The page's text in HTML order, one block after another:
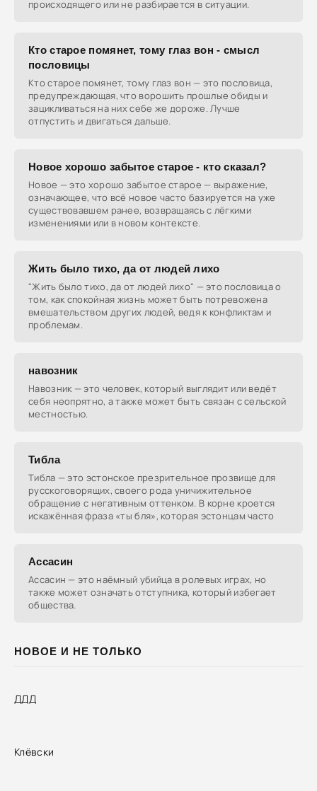
НОВОЕ И НЕ ТОЛЬКО
ДДД
Клёвски
происходящего или не разбирается в ситуации.
Кто старое помянет, тому глаз вон - смысл
пословицы
Кто старое помянет, тому глаз вон — это пословица,
предупреждающая, что ворошить прошлые обиды и
зацикливаться на них себе же дороже. Лучше
отпустить и двигаться дальше.
Новое хорошо забытое старое - кто сказал?
Новое — это хорошо забытое старое — выражение,
означающее, что всё новое часто базируется на уже
существовавшем ранее, возвращаясь с лёгкими
изменениями или в новом контексте.
Жить было тихо, да от людей лихо
"Жить было тихо, да от людей лихо" — это пословица о
том, как спокойная жизнь может быть потревожена
вмешательством других людей, ведя к конфликтам и
проблемам.
навозник
Навозник — это человек, который выглядит или ведёт
себя неопрятно, а также может быть связан с сельской
местностью.
Тибла
Тибла — это эстонское презрительное прозвище для
русскоговорящих, своего рода уничижительное
обращение с негативным оттенком. В корне кроется
искажённая фраза «ты бля», которая эстонцам часто
Ассасин
Ассасин — это наёмный убийца в ролевых играх, но
также может означать отступника, который избегает
общества.